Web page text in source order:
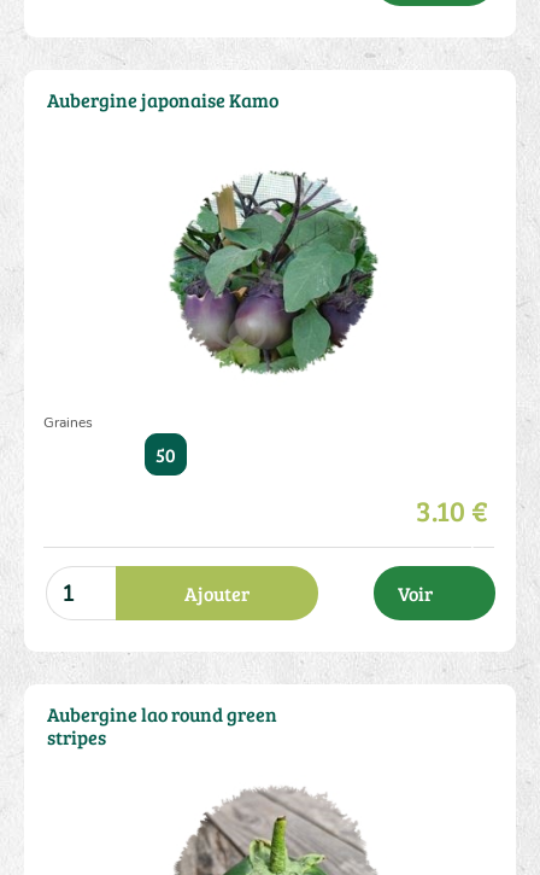
Graines
50
3.10 €
Ajouter Voir
Aubergine japonaise Kamo
Aubergine lao round green
stripes